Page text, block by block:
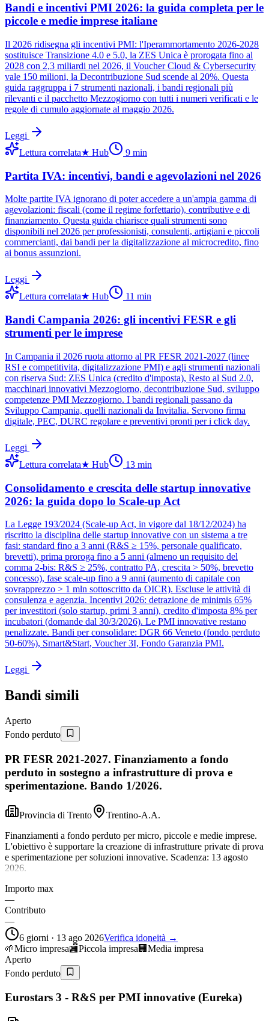
Bandi e incentivi PMI 2026: la guida completa per le
piccole e medie imprese italiane
Il 2026 ridisegna gli incentivi PMI: l'Iperammortamento 2026-2028
sostituisce Transizione 4.0 e 5.0, la ZES Unica è prorogata fino al
2028 con 2,3 miliardi nel 2026, il Voucher Cloud & Cybersecurity
vale 150 milioni, la Decontribuzione Sud scende al 20%. Questa
guida raggruppa i 7 strumenti nazionali, i bandi regionali più
rilevanti e il pacchetto Mezzogiorno con tutti i numeri verificati e le
regole di cumulo aggiornate al maggio 2026.
Leggi
Lettura correlata★ Hub 9 min
Partita IVA: incentivi, bandi e agevolazioni nel 2026
Molte partite IVA ignorano di poter accedere a un'ampia gamma di
agevolazioni: fiscali (come il regime forfettario), contributive e di
finanziamento. Questa guida chiarisce quali strumenti sono
disponibili nel 2026 per professionisti, consulenti, artigiani e piccoli
commercianti, dai bandi per la digitalizzazione al microcredito, fino
ai bonus assunzioni.
Leggi
Lettura correlata★ Hub 11 min
Bandi Campania 2026: gli incentivi FESR e gli
strumenti per le imprese
In Campania il 2026 ruota attorno al PR FESR 2021-2027 (linee
RSI e competitivita, digitalizzazione PMI) e agli strumenti nazionali
con riserva Sud: ZES Unica (credito d'imposta), Resto al Sud 2.0,
macchinari innovativi Mezzogiorno, decontribuzione Sud, sviluppo
competenze PMI Mezzogiorno. I bandi regionali passano da
Sviluppo Campania, quelli nazionali da Invitalia. Servono firma
digitale, PEC, DURC regolare e preventivi pronti per i click day.
Leggi
Lettura correlata★ Hub 13 min
Consolidamento e crescita delle startup innovative
2026: la guida dopo lo Scale-up Act
La Legge 193/2024 (Scale-up Act, in vigore dal 18/12/2024) ha
riscritto la disciplina delle startup innovative con un sistema a tre
fasi: standard fino a 3 anni (R&S ≥ 15%, personale qualificato,
brevetti), prima proroga fino a 5 anni (almeno un requisito del
comma 2-bis: R&S ≥ 25%, contratto PA, crescita > 50%, brevetto
concesso), fase scale-up fino a 9 anni (aumento di capitale con
sovrapprezzo > 1 mln sottoscritto da OICR). Escluse le attività di
consulenza e agenzia. Incentivi 2026: detrazione de minimis 65%
per investitori (solo startup, primi 3 anni), credito d'imposta 8% per
incubatori (domande dal 30/3/2026). Le PMI innovative restano
penalizzate. Bandi per consolidare: DGR 66 Veneto (fondo perduto
50-60%), Smart&Start, Voucher 3I, Fondo Garanzia PMI.
Leggi
Bandi simili
Aperto
Fondo perduto
PR FESR 2021-2027. Finanziamento a fondo
perduto in sostegno a infrastrutture di prova e
sperimentazione. Bando 1/2026.
Provincia di Trento
Trentino-A.A.
Finanziamenti a fondo perduto per micro, piccole e medie imprese.
L'obiettivo è supportare la creazione di infrastrutture private di prova
e sperimentazione per soluzioni innovative. Scadenza: 13 agosto
2026.
Importo max
—
Contributo
—
6 giorni · 13 ago 2026Verifica idoneità →
🌱Micro impresa🏬Piccola impresa 🏢 Media impresa
Aperto
Fondo perduto
Eurostars 3 - R&S per PMI innovative (Eureka)